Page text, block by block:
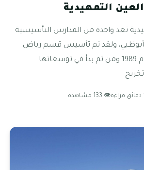
التمهيدية
تعد واحدة من المدارس التأسيسية
بأبوظبي، ولقد تم تأسيس قسم رياض
الأطفال فيها في عام 1989 ومن ثم بدأ في توسعاتها
👁 133 مشاهدة